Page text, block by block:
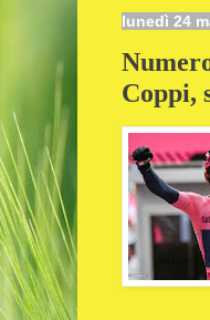
lunedì 24
Coppi,